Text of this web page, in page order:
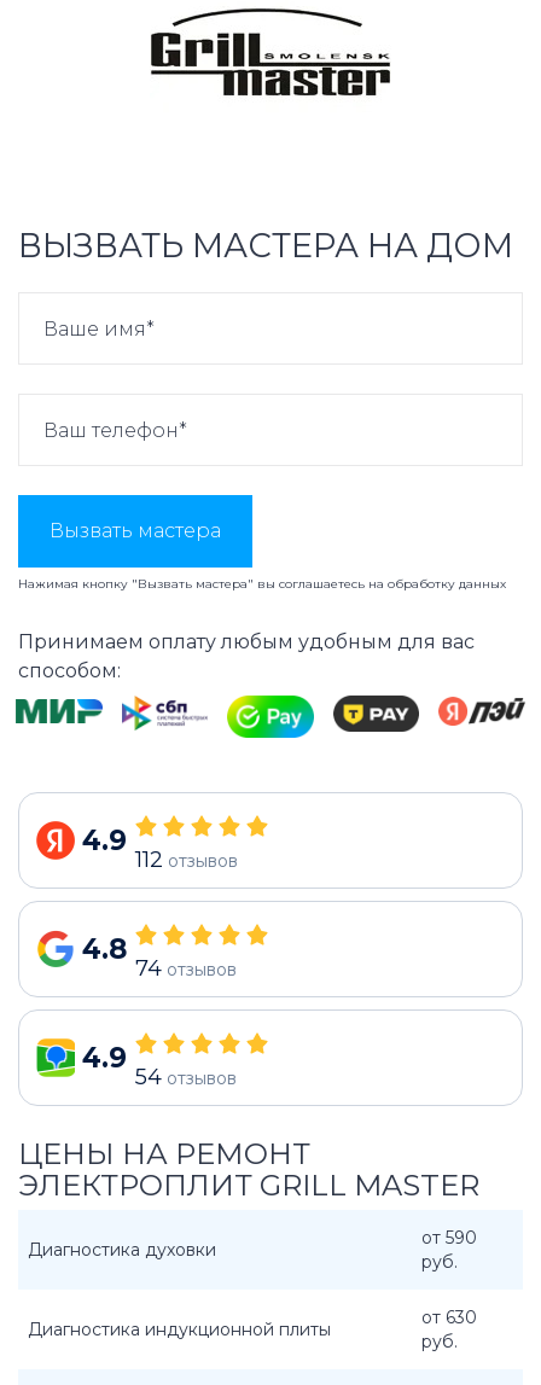
ВЫЗВАТЬ МАСТЕРА НА ДОМ
Вызвать мастера
Нажимая кнопку "Вызвать мастера" вы соглашаетесь на обработку данных
Принимаем оплату любым удобным для вас
способом:
4.9
112 отзывов
4.8
74 отзывов
4.9
54 отзывов
ЦЕНЫ НА РЕМОНТ
ЭЛЕКТРОПЛИТ GRILL MASTER
Диагностика духовки
от 590
руб.
Диагностика индукционной плиты
от 630
руб.